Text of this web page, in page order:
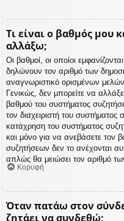
Τι είναι ο βαθμός μου
αλλάξω;
Οι βαθμοί, οι οποίοι
δηλώνουν τον αριθμό των
αναγνωριστικό ορισμένων
Γενικώς, δεν μπορείτε να
βαθμού του συστήματος
τον διαχειριστή του
κατάχρηση του συστήματος
και μόνο για να ανεβάσετε τον
συζητήσεων δεν το ανέχονται
απλώς θα μειώσει τον αριθμό
Κορυφή
Όταν πατάω στον
ζητάει να συνδεθώ;